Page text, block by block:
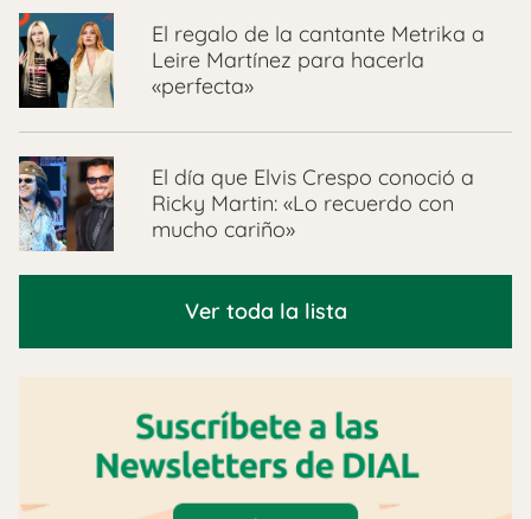
El regalo de la cantante Metrika a
Leire Martínez para hacerla
«perfecta»
El día que Elvis Crespo conoció a
Ricky Martin: «Lo recuerdo con
mucho cariño»
Ver toda la lista